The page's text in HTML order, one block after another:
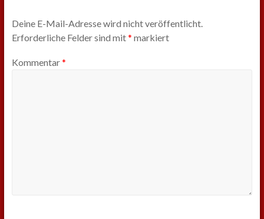
Deine E-Mail-Adresse wird nicht veröffentlicht.
Erforderliche Felder sind mit* markiert
Kommentar*